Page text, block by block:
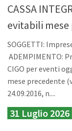
CASSA
evitabili
SOGGETTI:
ADEMPIMENTO:
CIGO per eventi
mese precedente
24.09.2016, n....
31 Luglio 2026